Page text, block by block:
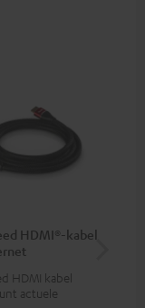
HDMI®-kabel
HDMI kabel
actuele